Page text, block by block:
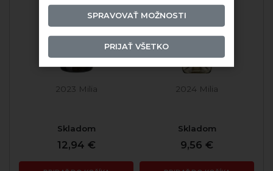
2023 Milia
Skladom
12,94 €
2024 Milia
Skladom
9,56 €
SPRAVOVAŤ MOŽNOSTI
PRIJAŤ VŠETKO